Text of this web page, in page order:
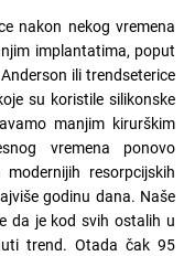
nakon nekog vremena
implantatima, poput
ili trendseterice
su koristile silikonske
manjim kirurškim
vremena ponovo
resorpcijskih
godinu dana. Naše
da je kod svih ostalih u
trend. Otada čak 95